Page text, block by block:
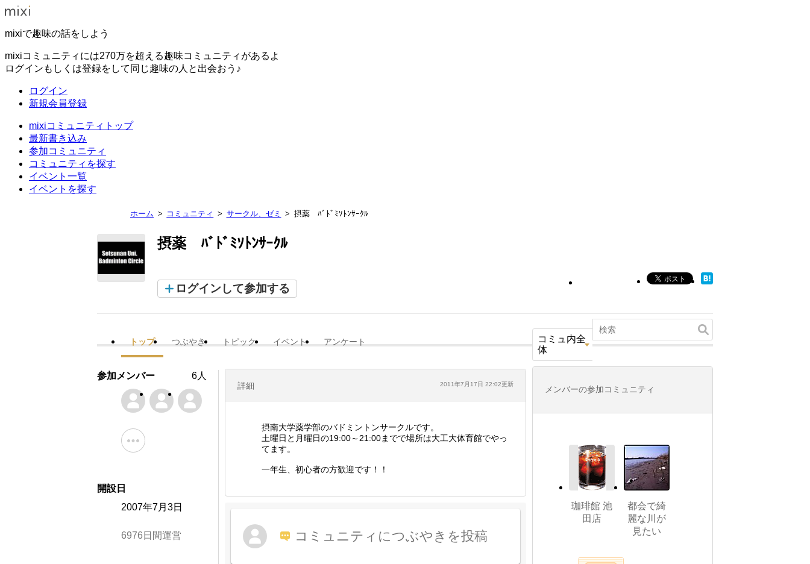
mixiで趣味の話をしよう
mixiコミュニティには270万を超える趣味コミュニティがあるよ
ログインもしくは登録をして同じ趣味の人と出会おう♪
ログイン
新規会員登録
mixiコミュニティトップ
最新書き込み
参加コミュニティ
コミュニティを探す
イベント一覧
イベントを探す
ホーム コミュニティ サークル、ゼミ 摂薬 ﾊﾞﾄﾞﾐｿﾄﾝｻｰｸﾙ
摂薬 ﾊﾞﾄﾞﾐｿﾄﾝｻｰｸﾙ
ログインして参加する
トップ つぶやき トピック イベント アンケート
コミュ内全
体
詳細 2011年7月17日 22:02更新
摂南大学薬学部のバドミントンサークルです。
土曜日と月曜日の19:00～21:00までで場所は大工大体育館でやっ
てます。
一年生、初心者の方歓迎です！！
コミュニティにつぶやきを投稿
参加メンバー 6人
開設日
2007年7月3日
6976日間運営
メンバーの参加コミュニティ
珈琲館 池
田店
都会で綺
麗な川が
見たい